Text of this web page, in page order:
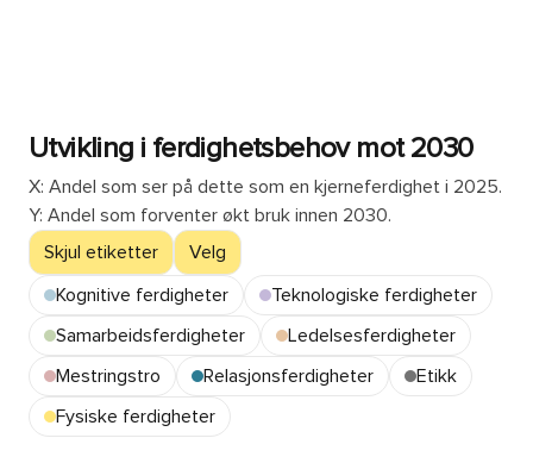
Utvikling i ferdighetsbehov mot 2030
X: Andel som ser på dette som en kjerneferdighet i 2025.
Y: Andel som forventer økt bruk innen 2030.
Skjul etiketter
Velg
Kognitive ferdigheter Teknologiske ferdigheter
Samarbeidsferdigheter Ledelsesferdigheter
Mestringstro Relasjonsferdigheter Etikk
Fysiske ferdigheter